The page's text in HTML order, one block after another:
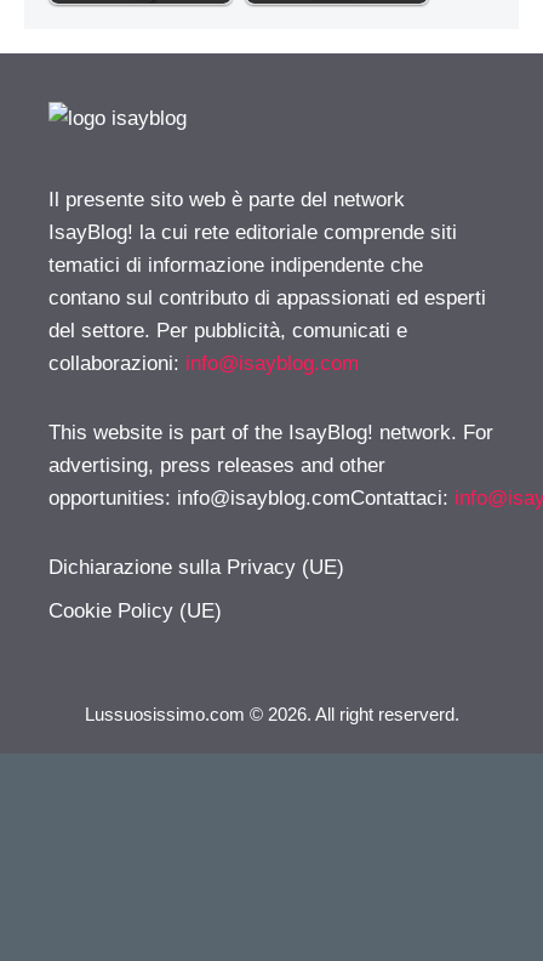
Il presente sito web è parte del network
IsayBlog! la cui rete editoriale comprende siti
tematici di informazione indipendente che
contano sul contributo di appassionati ed esperti
del settore. Per pubblicità, comunicati e
collaborazioni: info@isayblog.com
This website is part of the IsayBlog! network. For
advertising, press releases and other
opportunities: info@isayblog.comContattaci:
Dichiarazione sulla Privacy (UE)
Cookie Policy (UE)
Lussuosissimo.com © 2026. All right reserverd.